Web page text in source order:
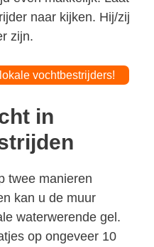
naar kijken. Hij/zij
zijn.
vochtbestrijders!
in
twee manieren
kan u de muur
waterwerende gel.
op ongeveer 10